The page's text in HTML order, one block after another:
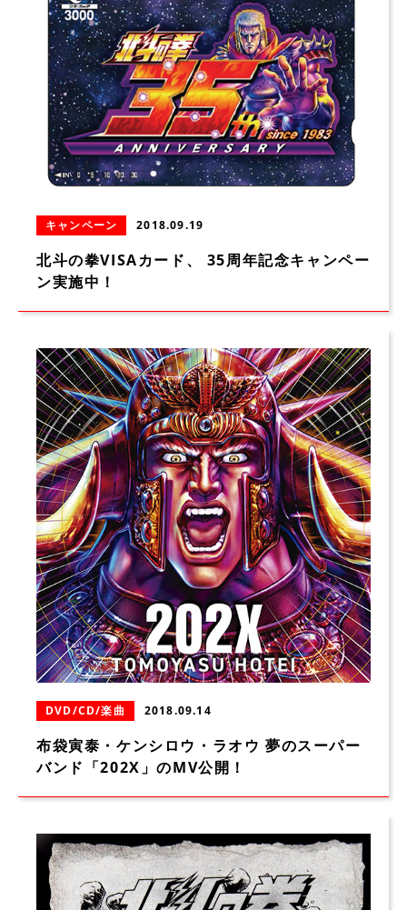
キャンペーン 2018.09.19
北斗の拳VISAカード、 35周年記念キャンペー
ン実施中！
DVD/CD/楽曲 2018.09.14
布袋寅泰・ケンシロウ・ラオウ 夢のスーパー
バンド「202X」のMV公開！